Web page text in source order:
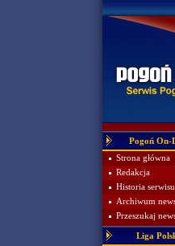
Pogoń On-
Strona główna
Redakcja
Historia serwisu
Archiwum
Przeszukaj
Liga